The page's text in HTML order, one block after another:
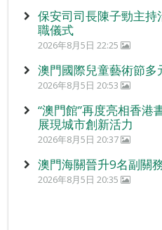
保安司司長陳子勁主
職儀式
2026年8月5日 22:25
澳門國際兒童藝術節
2026年8月5日 20:53
“澳門館”再度亮相香
展現城市創新活力
2026年8月5日 20:37
澳門海關晉升9名副關
2026年8月5日 20:35